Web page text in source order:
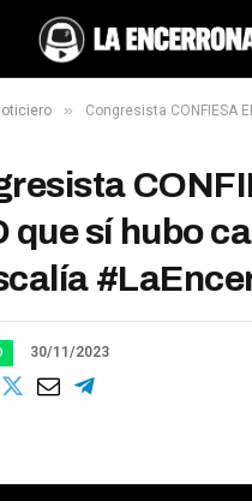
» Congresista CONFIESA EN VIVO que sí
que sí hubo
30/11/2023